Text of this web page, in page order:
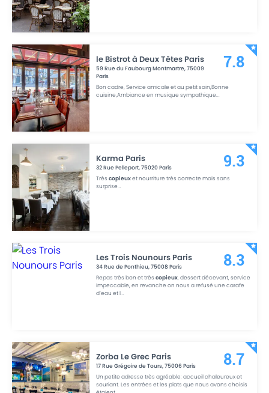
le Bistrot à Deux Têtes Paris
59 Rue du Faubourg Montmartre,75009
Paris
Bon cadre, Service amicale et au petit soin,Bonne
cuisine,Ambiance en musique sympathique...
7.8
Karma Paris
32 Rue Pelleport,75020Paris
Trèscopieuxet nourriture très correcte mais sans
surprise...
9.3
Les Trois Nounours Paris
34 Rue de Ponthieu,75008 Paris
Repas très bon et trèscopieux, dessert décevant, service
impeccable, en revanche on nous a refusé une carafe
d’eau et l...
8.3
Zorba Le Grec Paris
17 Rue Grégoire de Tours,75006Paris
Un petite adresse très agréable: accueil chaleureux et
souriant. Les entrées et les plats que nous avons choisis
8.7